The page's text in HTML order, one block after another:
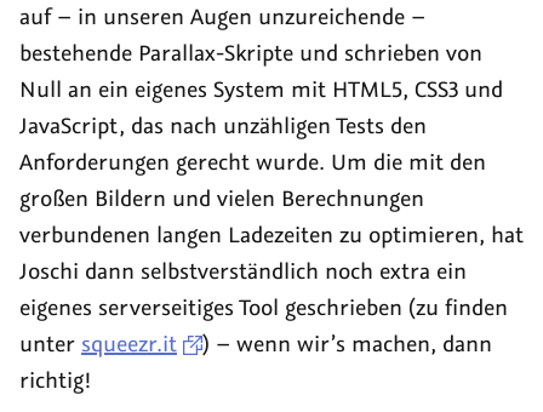
auf – in unseren Augen unzureichende –
bestehende Parallax-Skripte und schrieben von
Null an ein eigenes System mit HTML5, CSS3 und
JavaScript, das nach unzähligen Tests den
Anforderungen gerecht wurde. Um die mit den
großen Bildern und vielen Berechnungen
verbundenen langen Ladezeiten zu optimieren, hat
Joschi dann selbstverständlich noch extra ein
eigenes serverseitiges Tool geschrieben (zu finden
unter squeezr.it
) – wenn wir’s machen, dann
richtig!